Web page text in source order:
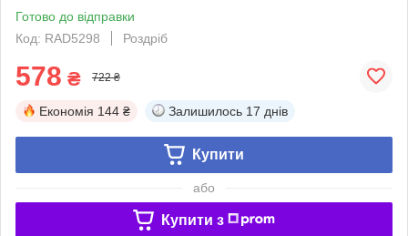
Готово до відправки
Код: RAD5298
Роздріб
578 ₴ 722 ₴
Економія 144 ₴ Залишилось 17 днів
Купити
або
Купити з